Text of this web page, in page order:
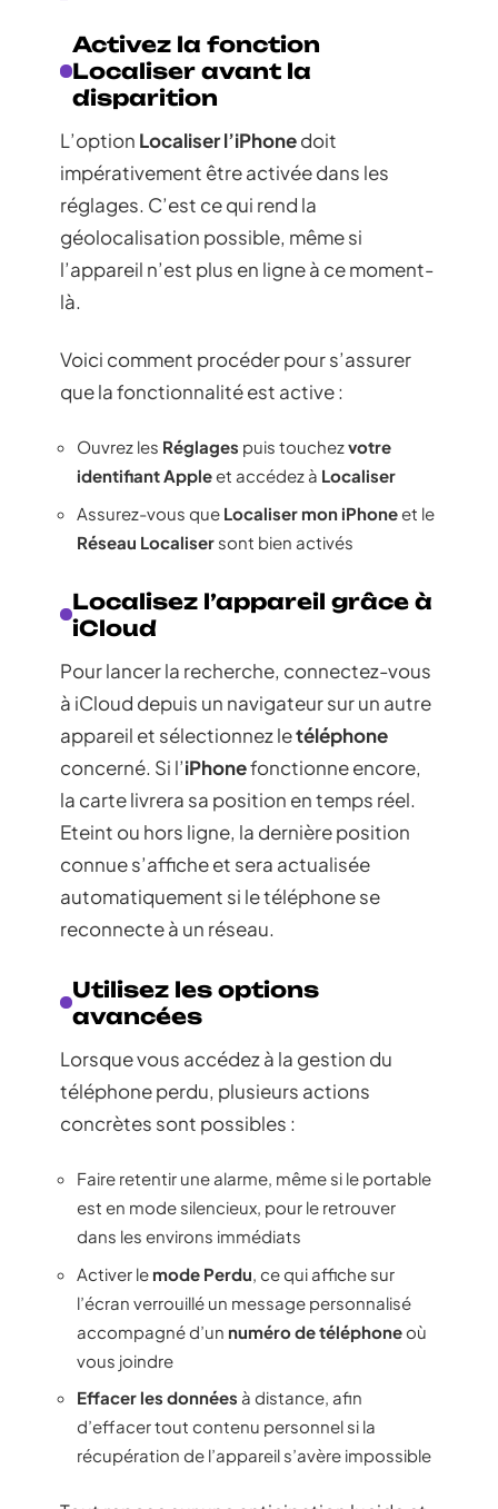
Activez la fonction
Localiser avant la
disparition
L’option Localiser l’iPhonedoit
impérativement être activée dans les
réglages. C’est ce qui rend la
géolocalisation possible, même si
l’appareil n’est plus en ligne à ce moment-
là.
Voici comment procéder pour s’assurer
que la fonctionnalité est active :
Ouvrez les Réglages puis touchezvotre
identifiant Appleet accédez à Localiser
Assurez-vous que Localiser mon iPhoneet le
Réseau Localiser sont bien activés
Localisez l’appareil grâce à
iCloud
Pour lancer la recherche, connectez-vous
à iCloud depuis un navigateur sur un autre
appareil et sélectionnez letéléphone
concerné. Si l’iPhonefonctionne encore,
la carte livrera sa position en temps réel.
Eteint ou hors ligne, la dernière position
connue s’affiche et sera actualisée
automatiquement si le téléphone se
reconnecte à un réseau.
Utilisez les options
avancées
Lorsque vous accédez à la gestion du
téléphone perdu, plusieurs actions
concrètes sont possibles :
Faire retentir une alarme, même si le portable
est en mode silencieux, pour le retrouver
dans les environs immédiats
Activer le mode Perdu , ce qui affiche sur
l’écran verrouillé un message personnalisé
accompagné d’un numéro de téléphoneoù
vous joindre
Effacer les données à distance, afin
d’effacer tout contenu personnel si la
récupération de l’appareil s’avère impossible